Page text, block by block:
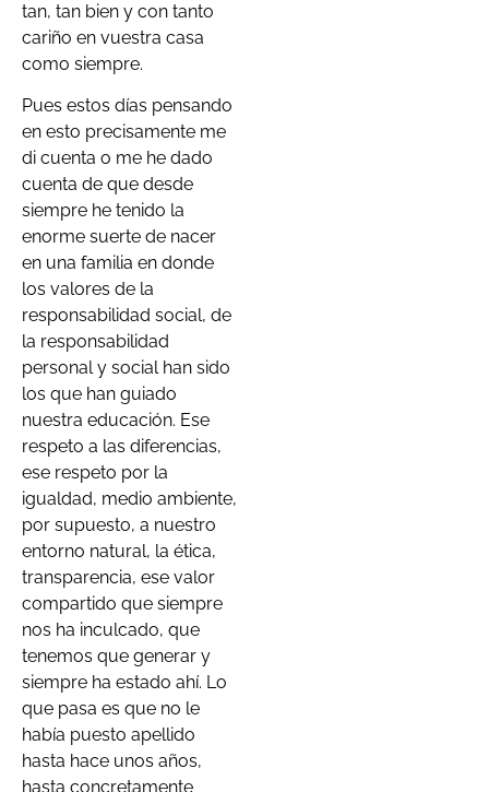
tan, tan bien y con tanto
cariño en vuestra casa
como siempre.
Pues estos días pensando
en esto precisamente me
di cuenta o me he dado
cuenta de que desde
siempre he tenido la
enorme suerte de nacer
en una familia en donde
los valores de la
responsabilidad social, de
la responsabilidad
personal y social han sido
los que han guiado
nuestra educación. Ese
respeto a las diferencias,
ese respeto por la
igualdad, medio ambiente,
por supuesto, a nuestro
entorno natural, la ética,
transparencia, ese valor
compartido que siempre
nos ha inculcado, que
tenemos que generar y
siempre ha estado ahí. Lo
que pasa es que no le
había puesto apellido
hasta hace unos años,
hasta concretamente